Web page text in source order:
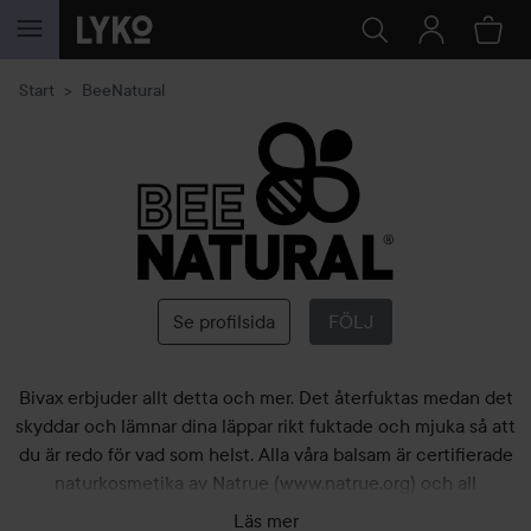
HOPPA TILL INNEHÅLLET
Start BeeNatural
BeeNatural
Se profilsida FÖLJ
Bivax erbjuder allt detta och mer. Det återfuktas medan det
skyddar och lämnar dina läppar rikt fuktade och mjuka så att
du är redo för vad som helst. Alla våra balsam är certifierade
naturkosmetika av Natrue (www.natrue.org) och all
produkttestning är djurfri.
Läs mer